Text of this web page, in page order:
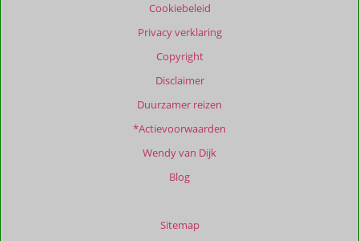
Cookiebeleid
Privacy verklaring
Copyright
Disclaimer
Duurzamer reizen
*Actievoorwaarden
Wendy van Dijk
Blog
Sitemap